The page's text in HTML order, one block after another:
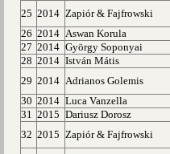
25 2014 Zapiór & Fajfrowski
26 2014 Aswan Korula
27 2014 György Soponyai
28 2014 István Mátis
29 2014 Adrianos Golemis
30 2014 Luca Vanzella
31 2015 Dariusz Dorosz
32 2015 Zapiór & Fajfrowski